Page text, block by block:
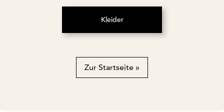
Kleider(Öffnet in neuem Tab)
Zur Startseite »